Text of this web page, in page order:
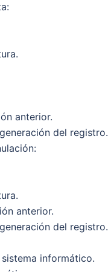
anterior.
del registro.
anterior.
del registro.
informático.